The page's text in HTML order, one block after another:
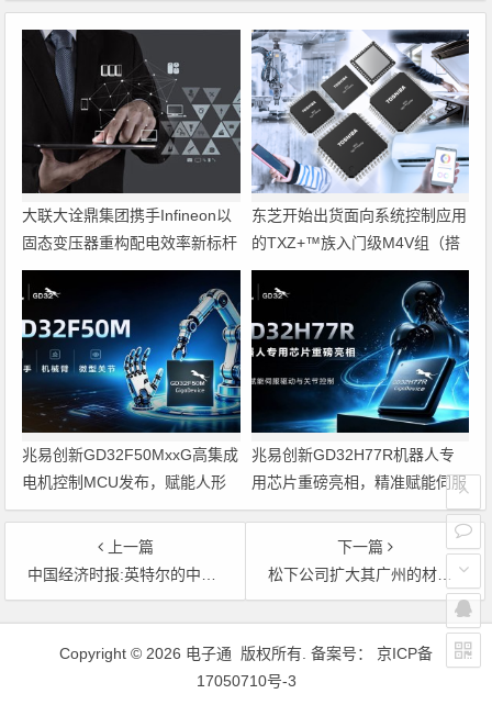
大联大诠鼎集团携手Infineon以
固态变压器重构配电效率新标杆
东芝开始出货面向系统控制应用
的TXZ+™族入门级M4V组（搭
载Arm Cortex‑M4内核的标准微
控制器）工程样品
兆易创新GD32F50MxxG高集成
电机控制MCU发布，赋能人形
机器人关节驱动革新
兆易创新GD32H77R机器人专
用芯片重磅亮相，精准赋能伺服
驱动与关节控制
上一篇
中国经济时报:英特尔的中国芯路
下一篇
松下公司扩大其广州的材料产量
文章导航
Copyright © 2026 电子通 版权所有. 备案号： 京ICP备
17050710号-3